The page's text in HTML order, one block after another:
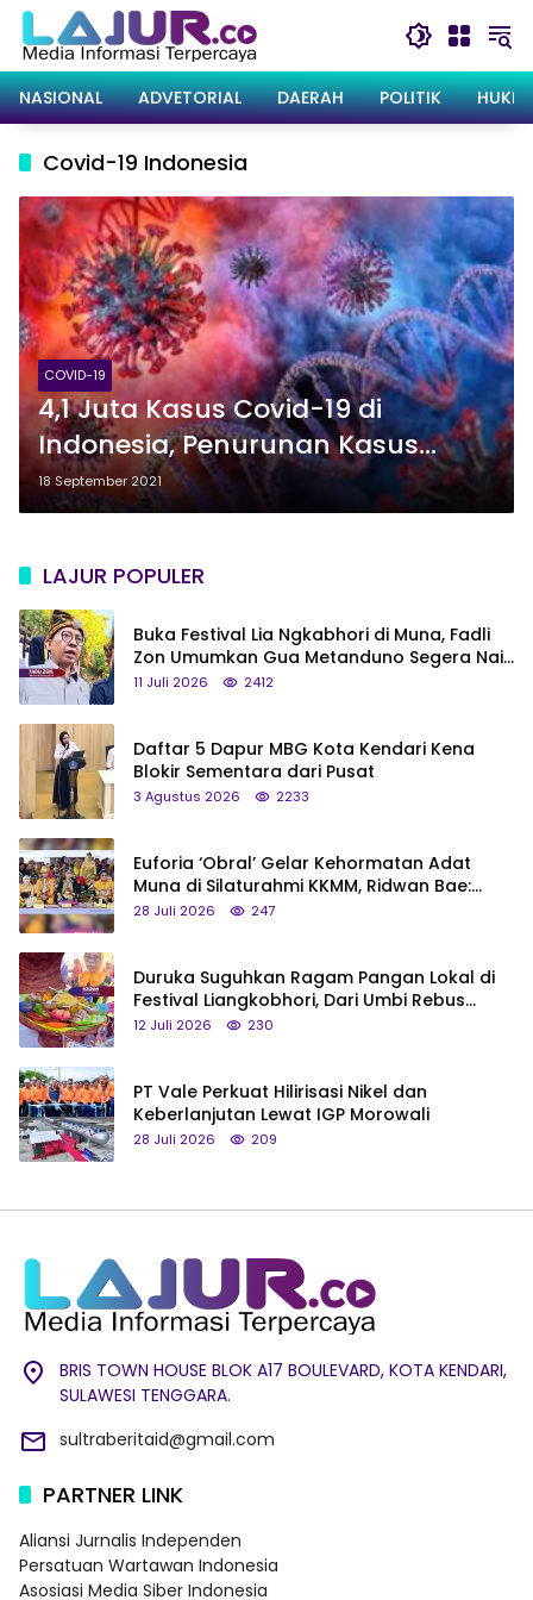
Langsung
konten
NASIONAL
ADVETORIAL DAERAH POLITIK
Covid-19 Indonesia
COVID-19
4,1 Juta Kasus Covid-19 di
Indonesia, Penurunan Kasus
Harus Diwaspadai
18 September 2021
LAJUR POPULER
Buka Festival Lia Ngkabhori di Muna, Fadli
Zon Umumkan Gua Metanduno Segera Naik
Status Jadi Cagar Budaya Nasional
11 Juli 2026 2412
Daftar 5 Dapur MBG Kota Kendari Kena
Blokir Sementara dari Pusat
3 Agustus 2026 2233
Euforia ‘Obral’ Gelar Kehormatan Adat
Muna di Silaturahmi KKMM, Ridwan Bae:
Saya Bukan Tipe Begitu, Belum Pantas!
28 Juli 2026 247
Duruka Suguhkan Ragam Pangan Lokal di
Festival Liangkobhori, Dari Umbi Rebus
hingga Tumpeng Beras Muna
12 Juli 2026 230
PT Vale Perkuat Hilirisasi Nikel dan
Keberlanjutan Lewat IGP Morowali
28 Juli 2026 209
BRIS TOWN HOUSE BLOK A17 BOULEVARD, KOTA KENDARI,
SULAWESI TENGGARA.
sultraberitaid@gmail.com
PARTNER LINK
Aliansi Jurnalis Independen
Persatuan Wartawan Indonesia
Asosiasi Media Siber Indonesia